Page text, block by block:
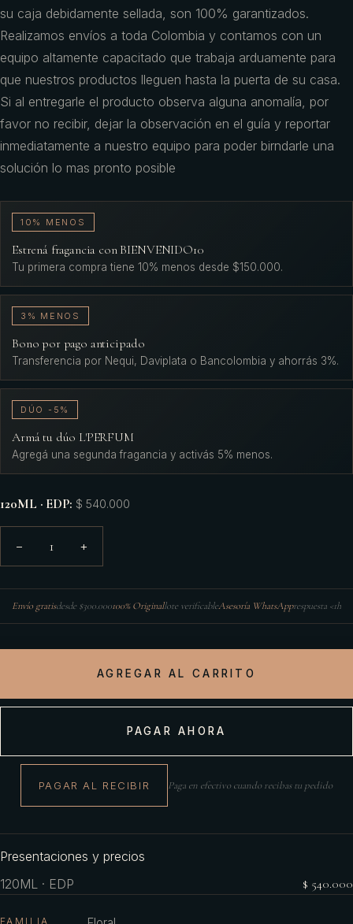
su caja debidamente sellada, son 100% garantizados.
Realizamos envíos a toda Colombia y contamos con un
equipo altamente capacitado que trabaja arduamente para
que nuestros productos lleguen hasta la puerta de su casa.
Si al entregarle el producto observa alguna anomalía, por
favor no recibir, dejar la observación en el guía y reportar
inmediatamente a nuestro equipo para poder birndarle una
solución lo mas pronto posible
10% MENOS
Estrená fragancia con BIENVENIDO10
Tu primera compra tiene 10% menos desde $150.000.
3% MENOS
Bono por pago anticipado
Transferencia por Nequi, Daviplata o Bancolombia y ahorrás 3%.
DÚO -5%
Armá tu dúo L'PERFUM
Agregá una segunda fragancia y activás 5% menos.
120ML · EDP: $ 540.000
− 1 +
Envío gratisdesde $300.000100% Originallote verificableAsesoría WhatsApprespuesta <1h
AGREGAR AL CARRITO
PAGAR AHORA
PAGAR AL RECIBIR Paga en efectivo cuando recibas tu pedido
Presentaciones y precios
120ML · EDP
$ 540.000
FAMILIA